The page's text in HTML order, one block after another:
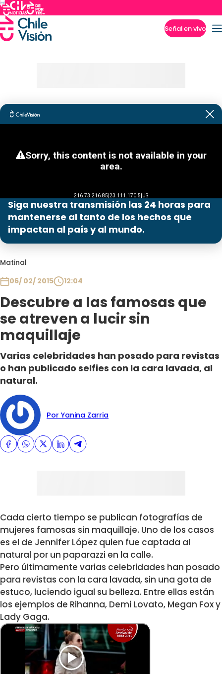
Señal en vivo
Siga nuestra transmisión las 24 horas para
mantenerse al tanto de los hechos que
impactan al país y al mundo.
Matinal
06/ 02/ 2015
12:04
Descubre a las famosas que
se atreven a lucir sin
maquillaje
Varias celebridades han posado para revistas
o han publicado selfies con la cara lavada, al
natural.
Por Yanina Zarria
Cada cierto tiempo se publican fotografías de
mujeres famosas sin maquillaje. Uno de los casos
es el de Jennifer López quien fue captada al
natural por un paparazzi en la calle.
Pero últimamente varias celebridades han posado
para revistas con la cara lavada, sin una gota de
estuco, luciendo igual su belleza. Entre ellas están
los ejemplos de Rihanna, Demi Lovato, Megan Foxy
Lady Gaga.
Programas
Contigo en Directo
Plan Perfecto
Sabingo
Todos Los Programas